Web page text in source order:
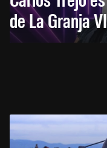
de La Granja